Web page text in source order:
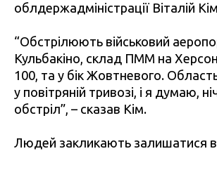
облдержадміністрації Віталій
“Обстрілюють військовий
Кульбакіно, склад ПММ на
100, та у бік Жовтневого.
у повітряній тривозі, і я думаю,
обстріл”, – сказав Кім.
Людей закликають залишатися в